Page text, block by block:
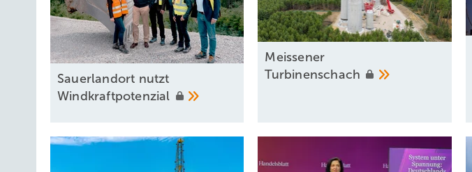
Sauerlandort nutzt
Windkraftpotenzial
Mei ssener
Turbinenschach